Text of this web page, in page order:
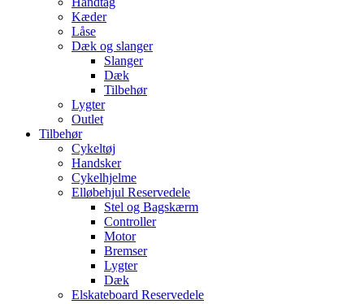
Kæder
Låse
Dæk og slanger
Slanger
Dæk
Tilbehør
Lygter
Outlet
Tilbehør
Cykeltøj
Handsker
Cykelhjelme
Elløbehjul Reservedele
Stel og Bagskærm
Controller
Motor
Bremser
Lygter
Dæk
Elskateboard Reservedele